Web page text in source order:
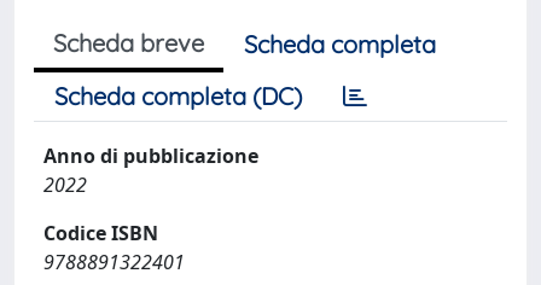
Scheda breve
Scheda completa
Scheda completa (DC)
Anno di pubblicazione
2022
Codice ISBN
9788891322401